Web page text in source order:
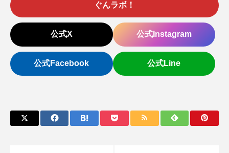
ぐんラボ！
公式X 公式Instagram
公式Facebook 公式Line